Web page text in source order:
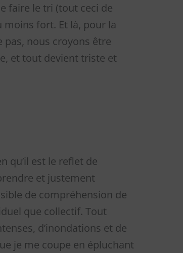
faire le tri (tout ceci de
moins fort. Et là, pour la
pas, nous croyons être
et tout devient triste et
qu’il est le reflet de
et justement
de compréhension de
que collectif. Tout
d’inondations et de
je me coupe en épluchant